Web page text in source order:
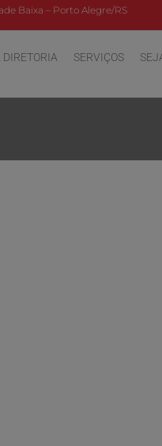
Baixa – Porto Alegre/RS
DIRETORIA SERVIÇOS